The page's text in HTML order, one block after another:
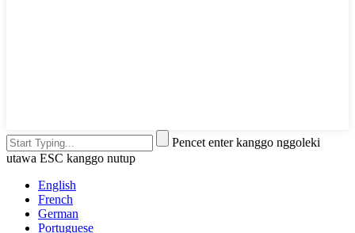
Pencet enter kanggo nggoleki
utawa ESC kanggo nutup
English
French
German
Portuguese